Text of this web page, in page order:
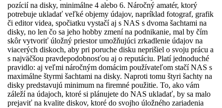
pozícií na disky, minimálne 4 alebo 6. Náročný amatér, ktorý
potrebuje ukladať veľké objemy údajov, napríklad fotograf, grafik
či editor videa, spočiatku vystačí aj s NAS s dvoma šachtami na
disky, no len čo sa jeho hobby zmení na podnikanie, mal by čím
skôr vytvoriť úložný priestor umožňujúci zrkadlenie údajov na
viacerých diskoch, aby pri poruche disku neprišiel o svoju prácu a
s najväčšou pravdepodobnosťou aj o reputáciu. Platí jednoduché
pravidlo: aj veľmi náročným domácim používateľom stačí NAS s
maximálne štyrmi šachtami na disky. Naproti tomu štyri šachty na
disky predstavujú minimum na firemné použitie. To, ako vám
záleží na údajoch, ktoré si plánujete do NAS ukladať, by sa malo
prejaviť na kvalite diskov, ktoré do svojho úložného zariadenia